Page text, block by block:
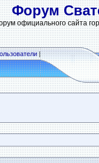
Форум
официального сайта
|